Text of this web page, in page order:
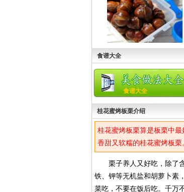
食谱大全
食谱大全
桂花蜜烤板栗介绍
桂花蜜烤板栗算是板栗中
香甜又软糯的桂花蜜烤板栗
栗子养人又好吃，除了含
铁、钾等无机盐和胡萝卜素
菜吃，不要在饭后吃。千万